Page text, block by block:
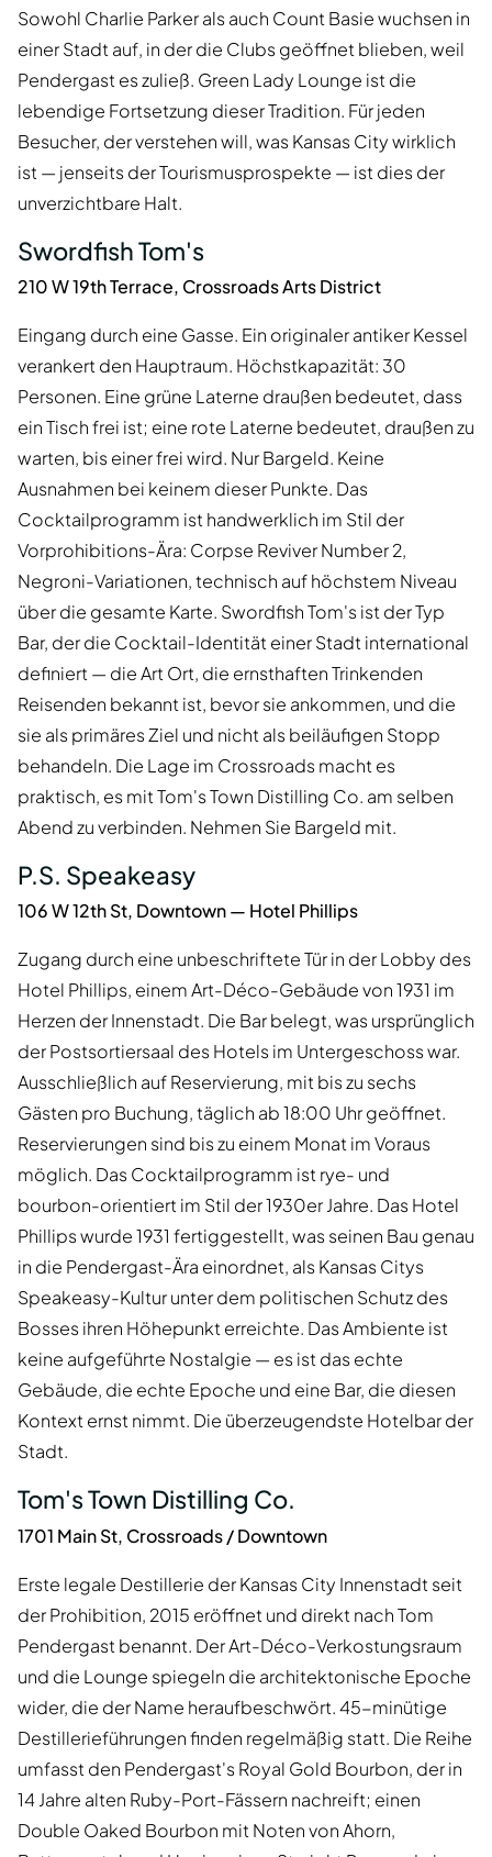
Sowohl Charlie Parker als auch Count Basie wuchsen in
einer Stadt auf, in der die Clubs geöffnet blieben, weil
Pendergast es zuließ. Green Lady Lounge ist die
lebendige Fortsetzung dieser Tradition. Für jeden
Besucher, der verstehen will, was Kansas City wirklich
ist — jenseits der Tourismusprospekte — ist dies der
unverzichtbare Halt.
Swordfish Tom's
210 W 19th Terrace, Crossroads Arts District
Eingang durch eine Gasse. Ein originaler antiker Kessel
verankert den Hauptraum. Höchstkapazität: 30
Personen. Eine grüne Laterne draußen bedeutet, dass
ein Tisch frei ist; eine rote Laterne bedeutet, draußen zu
warten, bis einer frei wird. Nur Bargeld. Keine
Ausnahmen bei keinem dieser Punkte. Das
Cocktailprogramm ist handwerklich im Stil der
Vorprohibitions-Ära: Corpse Reviver Number 2,
Negroni-Variationen, technisch auf höchstem Niveau
über die gesamte Karte. Swordfish Tom's ist der Typ
Bar, der die Cocktail-Identität einer Stadt international
definiert — die Art Ort, die ernsthaften Trinkenden
Reisenden bekannt ist, bevor sie ankommen, und die
sie als primäres Ziel und nicht als beiläufigen Stopp
behandeln. Die Lage im Crossroads macht es
praktisch, es mit Tom's Town Distilling Co. am selben
Abend zu verbinden. Nehmen Sie Bargeld mit.
P.S. Speakeasy
106 W 12th St, Downtown — Hotel Phillips
Zugang durch eine unbeschriftete Tür in der Lobby des
Hotel Phillips, einem Art-Déco-Gebäude von 1931 im
Herzen der Innenstadt. Die Bar belegt, was ursprünglich
der Postsortiersaal des Hotels im Untergeschoss war.
Ausschließlich auf Reservierung, mit bis zu sechs
Gästen pro Buchung, täglich ab 18:00 Uhr geöffnet.
Reservierungen sind bis zu einem Monat im Voraus
möglich. Das Cocktailprogramm ist rye- und
bourbon-orientiert im Stil der 1930er Jahre. Das Hotel
Phillips wurde 1931 fertiggestellt, was seinen Bau genau
in die Pendergast-Ära einordnet, als Kansas Citys
Speakeasy-Kultur unter dem politischen Schutz des
Bosses ihren Höhepunkt erreichte. Das Ambiente ist
keine aufgeführte Nostalgie — es ist das echte
Gebäude, die echte Epoche und eine Bar, die diesen
Kontext ernst nimmt. Die überzeugendste Hotelbar der
Stadt.
Tom's Town Distilling Co.
1701 Main St, Crossroads / Downtown
Erste legale Destillerie der Kansas City Innenstadt seit
der Prohibition, 2015 eröffnet und direkt nach Tom
Pendergast benannt. Der Art-Déco-Verkostungsraum
und die Lounge spiegeln die architektonische Epoche
wider, die der Name heraufbeschwört. 45-minütige
Destillerieführungen finden regelmäßig statt. Die Reihe
umfasst den Pendergast's Royal Gold Bourbon, der in
14 Jahre alten Ruby-Port-Fässern nachreift; einen
Double Oaked Bourbon mit Noten von Ahorn,